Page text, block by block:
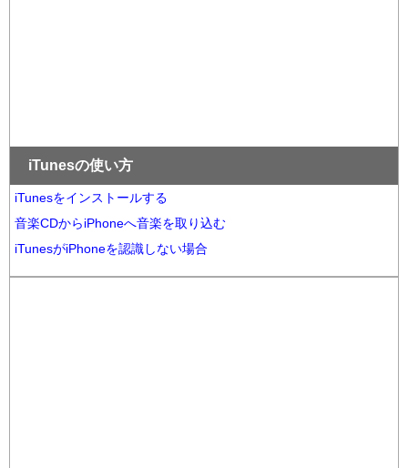
iTunesの使い方
iTunesをインストールする
音楽CDからiPhoneへ音楽を取り込む
iTunesがiPhoneを認識しない場合